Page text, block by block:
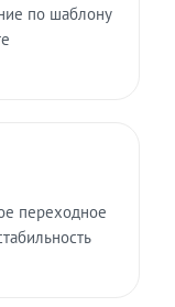
по шаблону
переходное